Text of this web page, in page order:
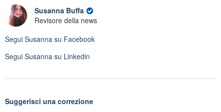
Susanna Buffa
Revisore della news
Segui Susanna su Facebook
Segui Susanna su Linkedin
Suggerisci una correzione